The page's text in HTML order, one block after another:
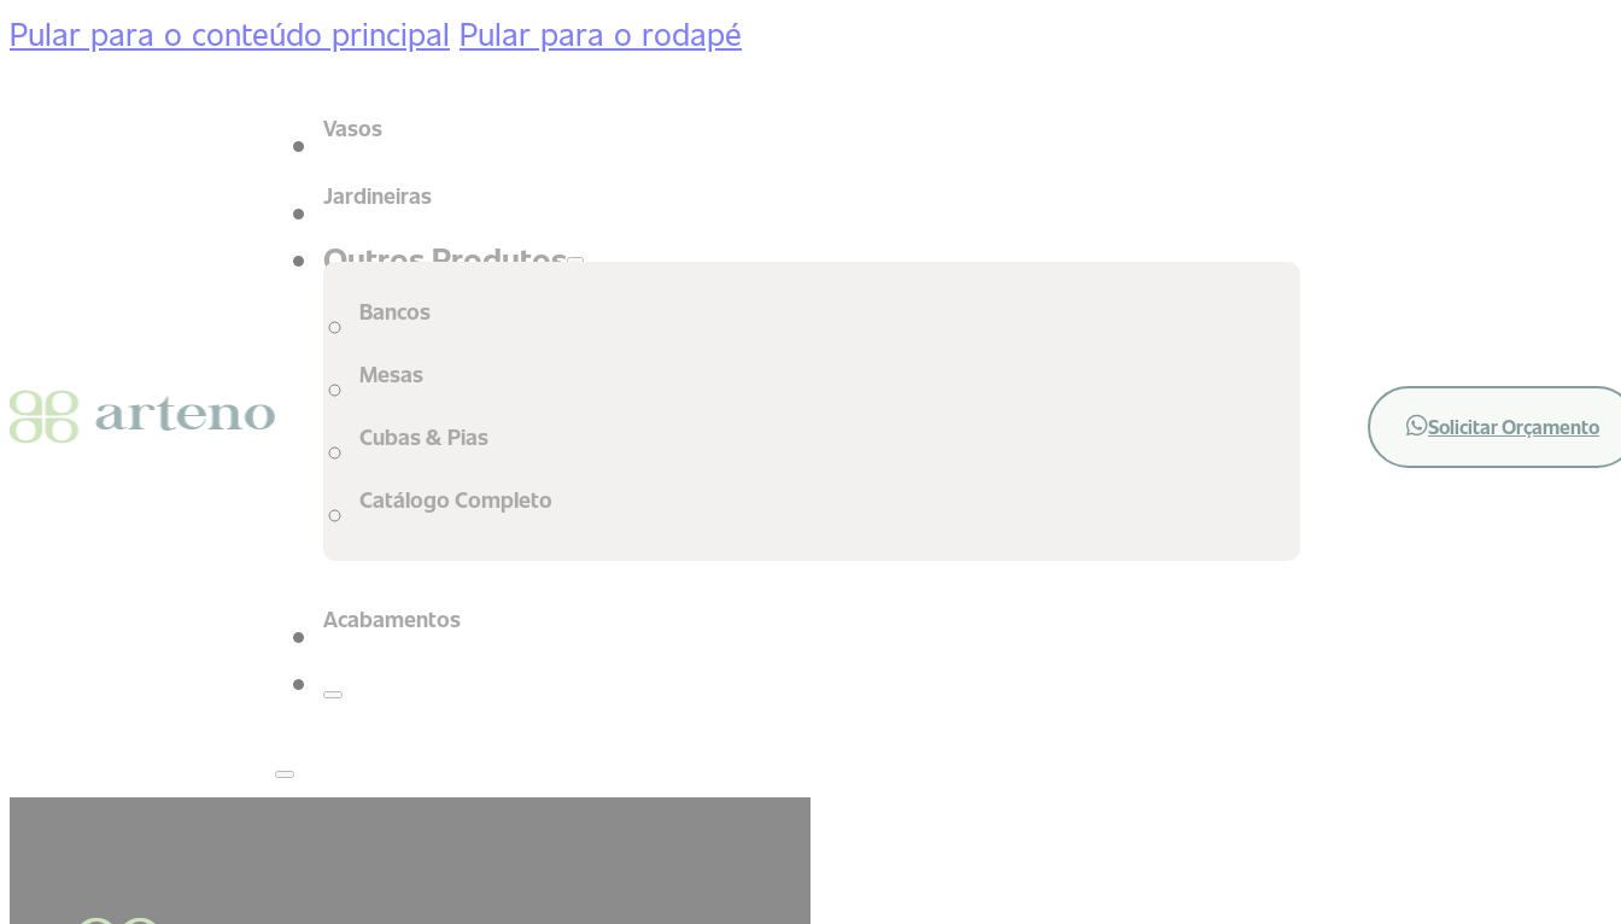
Pular para o conteúdo principal Pular para o rodapé
Vasos
Jardineiras
Outros Produtos
Bancos
Mesas
Cubas & Pias
Catálogo Completo
Acabamentos
Solicitar Orçamento